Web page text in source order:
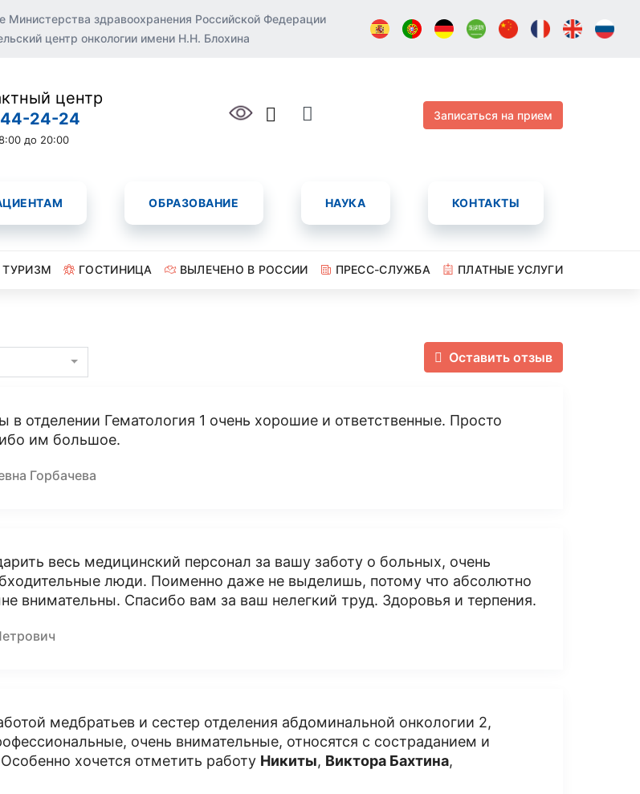
здравоохранения Российской Федерации
центр онкологии имени Н.Н. Блохина
центр
24-24
до 20:00
Записаться на прием
ОБРАЗОВАНИЕ НАУКА КОНТАКТЫ
ГОСТИНИЦА ВЫЛЕЧЕНО В РОССИИ ПРЕСС-СЛУЖБА
ПЛАТНЫЕ УСЛУГИ
Оставить отзыв
в отделении Гематология 1 очень хорошие и ответственные. Просто
им большое.
Горбачева
весь медицинский персонал за вашу заботу о больных, очень
люди. Поименно даже не выделишь, потому что абсолютно
внимательны. Спасибо вам за ваш нелегкий труд. Здоровья и терпения.
медбратьев и сестер отделения абдоминальной онкологии 2,
очень внимательные, относятся с состраданием и
хочется отметить работу Никиты, Виктора Бахтина,